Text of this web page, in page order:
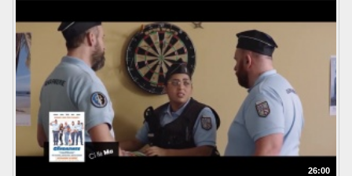
26:00